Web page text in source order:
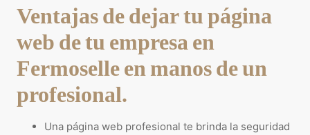
Ventajas de dejar tu página
web de tu empresa en
Fermoselle en manos de un
profesional.
Una página web profesional te brinda la seguridad